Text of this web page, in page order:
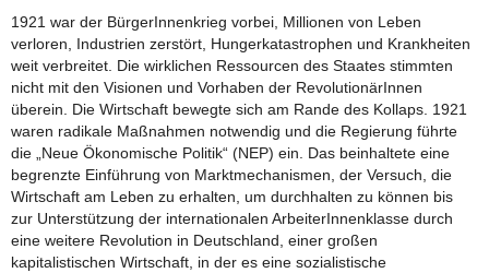
1921 war der BürgerInnenkrieg vorbei, Millionen von Leben
verloren, Industrien zerstört, Hungerkatastrophen und Krankheiten
weit verbreitet. Die wirklichen Ressourcen des Staates stimmten
nicht mit den Visionen und Vorhaben der RevolutionärInnen
überein. Die Wirtschaft bewegte sich am Rande des Kollaps. 1921
waren radikale Maßnahmen notwendig und die Regierung führte
die „Neue Ökonomische Politik“ (NEP) ein. Das beinhaltete eine
begrenzte Einführung von Marktmechanismen, der Versuch, die
Wirtschaft am Leben zu erhalten, um durchhalten zu können bis
zur Unterstützung der internationalen ArbeiterInnenklasse durch
eine weitere Revolution in Deutschland, einer großen
kapitalistischen Wirtschaft, in der es eine sozialistische